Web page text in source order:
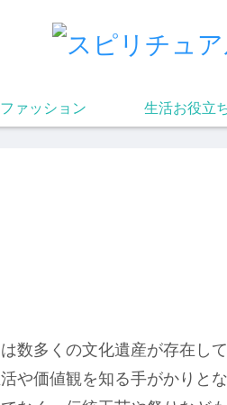
ファッション 生活お役立
数多くの文化遺産が存在し
や価値観を知る手がかりと